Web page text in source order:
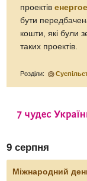
проектів
бути
кошти, які були
таких проектів.
Розділи:
9 серпня
Міжнародний